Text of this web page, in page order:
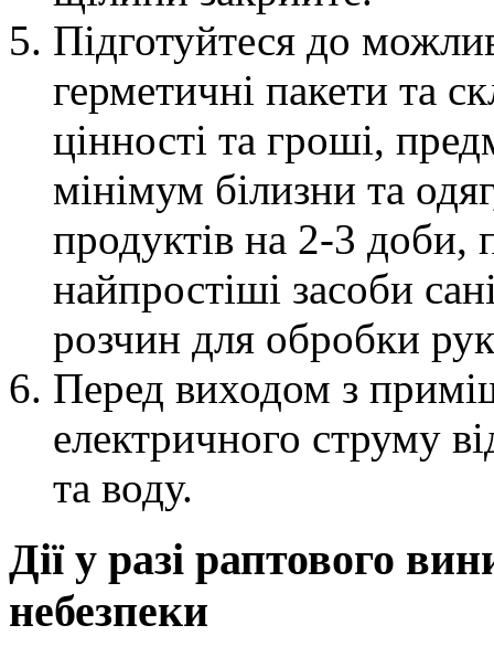
Підготуйтеся до
герметичні пакети та
цінності та гроші,
мінімум білизни та
продуктів на 2-3 доби,
найпростіші засоби
розчин для обробки
Перед виходом з
електричного струму
та воду.
Дії у разі раптового
небезпеки